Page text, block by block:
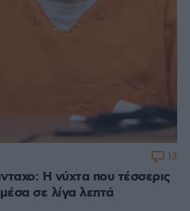
Η νύχτα που τέσσερις
σε λίγα λεπτά
13